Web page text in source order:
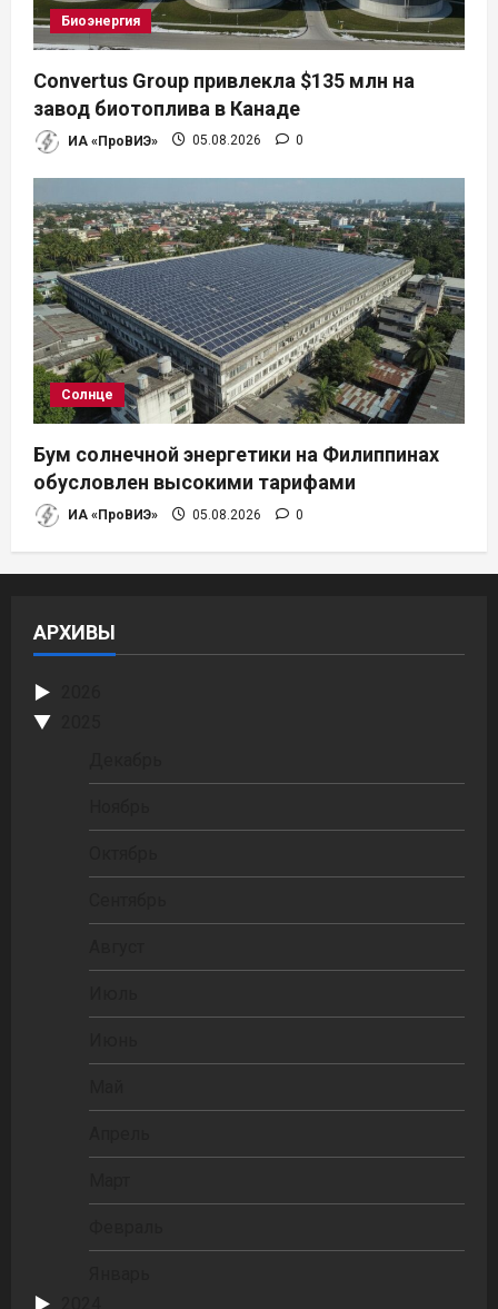
Биоэнергия
Convertus Group привлекла $135 млн на
завод биотоплива в Канаде
ИА «ПроВИЭ» 05.08.2026 0
Солнце
Бум солнечной энергетики на Филиппинах
обусловлен высокими тарифами
ИА «ПроВИЭ» 05.08.2026 0
АРХИВЫ